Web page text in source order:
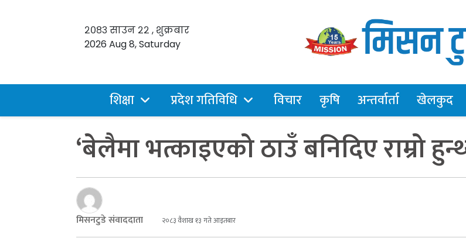
२०८३ साउन २२ , शुक्रबार
2026 Aug 8, Saturday
शिक्षा प्रदेश गतिविधि विचार कृषि अन्तर्वार्ता खेलकुद
‘बेलैमा भत्काइएको ठाउँ बनिदिए राम्रो
मिसनटुडे संवाददाता २०८३ वैशाख १३ गते आइतबार